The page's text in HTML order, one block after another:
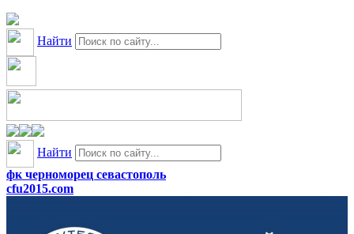
Найти
Найти
фк черноморец севастополь
cfu2015.com